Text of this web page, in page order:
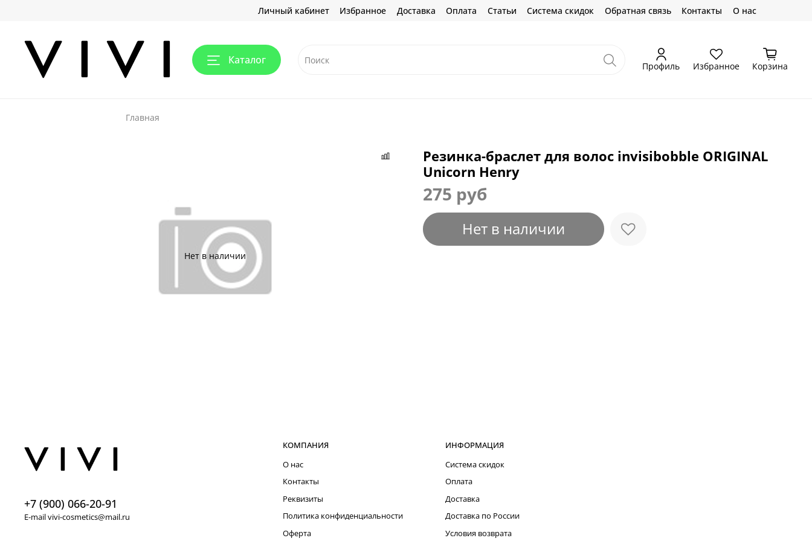
Личный кабинет Избранное Доставка Оплата Статьи Система скидок Обратная связь Контакты О нас
Каталог Профиль Избранное Корзина
Главная
Нет в наличии
Резинка-браслет для волос invisibobble ORIGINAL
Unicorn Henry
275 руб
Нет в наличии
КОМПАНИЯ
О нас
Контакты
Реквизиты
Политика конфиденциальности
Оферта
ИНФОРМАЦИЯ
Система скидок
Оплата
Доставка
Доставка по России
Условия возврата
+7 (900) 066-20-91
E-mail vivi-cosmetics@mail.ru